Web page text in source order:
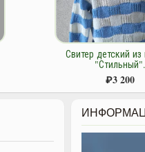
Костюм
мериносовой
"Морской".
₽4 200